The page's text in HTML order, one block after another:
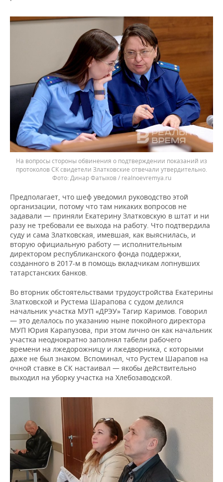
На вопросы стороны обвинения о подтверждении показаний из
протоколов СК свидетели Златковские отвечали утвердительно.
Динар Фатыхов / realnoevremya.ru
Предполагает, что шеф уведомил руководство этой
организации, потому что там никаких вопросов не
задавали — приняли Екатерину Златковскую в штат и ни
разу не требовали ее выхода на работу. Что подтвердила
суду и сама Златковская, имевшая, как выяснилась, и
вторую официальную работу — исполнительным
директором республиканского фонда поддержки,
созданного в 2017-м в помощь вкладчикам лопнувших
татарстанских банков.
Во вторник обстоятельствами трудоустройства Екатерины
Златковской и Рустема Шарапова с судом делился
начальник участка МУП «ДРЭУ» Тагир Каримов. Говорил
— это делалось по указанию ныне покойного директора
МУП Юрия Карапузова, при этом лично он как начальник
участка неоднократно заполнял табели рабочего
времени на лжедорожницу и лжедворника, с которыми
даже не был знаком. Вспоминал, что Рустем Шарапов на
очной ставке в СК настаивал — якобы действительно
выходил на уборку участка на Хлебозаводской.